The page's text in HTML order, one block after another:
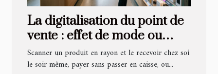
La digitalisation du point de
vente : effet de mode ou
vraie révolution e-
commerce ?
Scanner un produit en rayon et le recevoir chez soi
le soir même, payer sans passer en caisse, ou...